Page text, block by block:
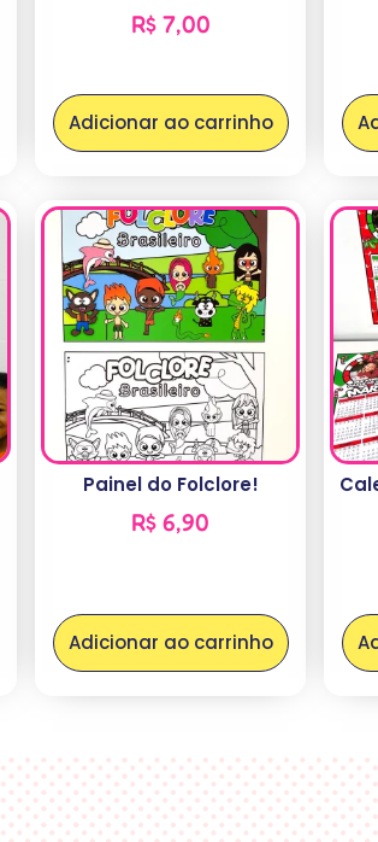
R$7,00
Adicionar ao carrinho
Painel do Folclore!
R$ 6,90
Adicionar ao carrinho